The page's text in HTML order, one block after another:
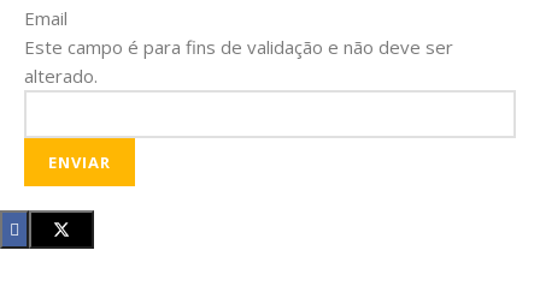
Email
Este campo é para fins de validação e não deve ser
alterado.